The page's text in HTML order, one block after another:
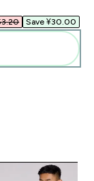
Save ¥30.00‎